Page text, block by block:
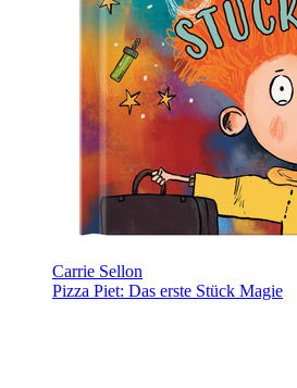
Carrie Sellon
Pizza Piet: Das erste Stück Magie